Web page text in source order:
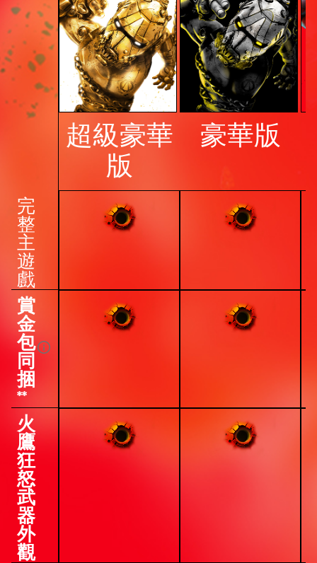
完
整
主
遊
戲
賞
金
包
同
捆
**
火
鷹
狂
怒
武
器
外
觀
超級豪華
版
豪華版